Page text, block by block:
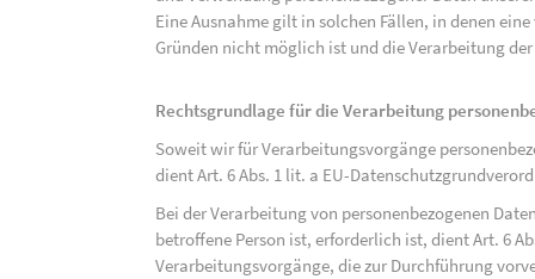
Eine Ausnahme gilt in solchen Fällen, in denen
Gründen nicht möglich ist und die Verarbeitung
Rechtsgrundlage für die Verarbeitung
Soweit wir für Verarbeitungsvorgänge
dient Art. 6 Abs. 1 lit. a EU-
Bei der Verarbeitung von personenbezogenen
betroffene Person ist, erforderlich ist, dient Art. 6
Verarbeitungsvorgänge, die zur Durchführung